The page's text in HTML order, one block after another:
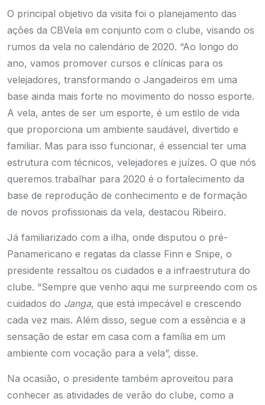
O principal objetivo da visita foi o planejamento das
ações da CBVela em conjunto com o clube, visando os
rumos da vela no calendário de 2020. “Ao longo do
ano, vamos promover cursos e clínicas para os
velejadores, transformando o Jangadeiros em uma
base ainda mais forte no movimento do nosso esporte.
A vela, antes de ser um esporte, é um estilo de vida
que proporciona um ambiente saudável, divertido e
familiar. Mas para isso funcionar, é essencial ter uma
estrutura com técnicos, velejadores e juízes. O que nós
queremos trabalhar para 2020 é o fortalecimento da
base de reprodução de conhecimento e de formação
de novos profissionais da vela, destacou Ribeiro.
Já familiarizado com a ilha, onde disputou o pré-
Panamericano e regatas da classe Finn e Snipe, o
presidente ressaltou os cuidados e a infraestrutura do
clube. “Sempre que venho aqui me surpreendo com os
cuidados do Janga, que está impecável e crescendo
cada vez mais. Além disso, segue com a essência e a
sensação de estar em casa com a família em um
ambiente com vocação para a vela”, disse.
Na ocasião, o presidente também aproveitou para
conhecer as atividades de verão do clube, como a